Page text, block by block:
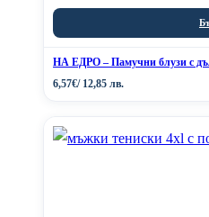
НА ЕДРО – Памучни блузи с
6,57€/ 12,85 лв.